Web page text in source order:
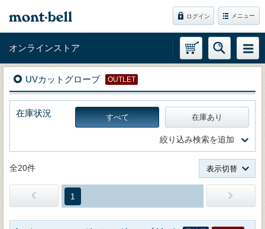
ログイン メニュー
オンラインストア
UVカットグローブ OUTLET
在庫状況 すべて 在庫あり
絞り込み検索を追加
全20件 表示切替
1